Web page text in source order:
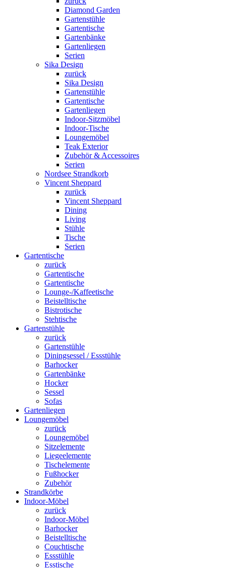
Diamond Garden
Gartenstühle
Gartentische
Gartenbänke
Gartenliegen
Serien
Sika Design
zurück
Sika Design
Gartenstühle
Gartentische
Gartenliegen
Indoor-Sitzmöbel
Indoor-Tische
Loungemöbel
Teak Exterior
Zubehör & Accessoires
Serien
Nordsee Strandkorb
Vincent Sheppard
zurück
Vincent Sheppard
Dining
Living
Stühle
Tische
Serien
Gartentische
zurück
Gartentische
Gartentische
Lounge-/Kaffeetische
Beistelltische
Bistrotische
Stehtische
Gartenstühle
zurück
Gartenstühle
Diningsessel / Essstühle
Barhocker
Gartenbänke
Hocker
Sessel
Sofas
Gartenliegen
Loungemöbel
zurück
Loungemöbel
Sitzelemente
Liegeelemente
Tischelemente
Fußhocker
Zubehör
Strandkörbe
Indoor-Möbel
zurück
Indoor-Möbel
Barhocker
Beistelltische
Couchtische
Essstühle
Esstische